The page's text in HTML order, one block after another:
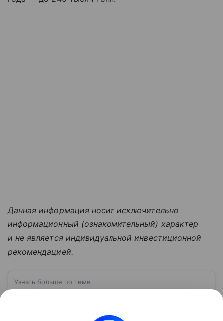
Данная информация носит исключительно
информационный (ознакомительный) характер
и не является индивидуальной инвестиционной
рекомендацией.
Узнать больше по теме
Группа компаний «ПИК»: один из